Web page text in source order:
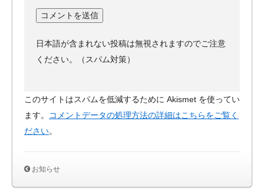
日本語が含まれない投稿は無視されますのでご注意
ください。（スパム対策）
このサイトはスパムを低減するために Akismet を使ってい
ます。
コメントデータの処理方法の詳細はこちらをご覧く
ださい。
お知らせ